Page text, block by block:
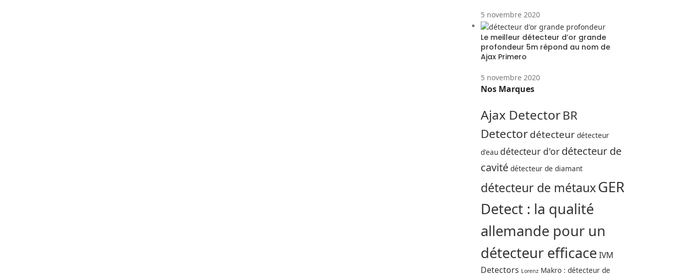
5 novembre 2020
Le meilleur détecteur d’or grande
profondeur 5m répond au nom de
Ajax Primero
5 novembre 2020
Nos Marques
Ajax DetectorBR
Detectordétecteur détecteur
d'eau détecteur d'or détecteur de
cavité détecteur de diamant
détecteur de métauxGER
Detect : la qualité
allemande pour un
détecteur efficace IVM
Detectors Lorenz Makro : détecteur de